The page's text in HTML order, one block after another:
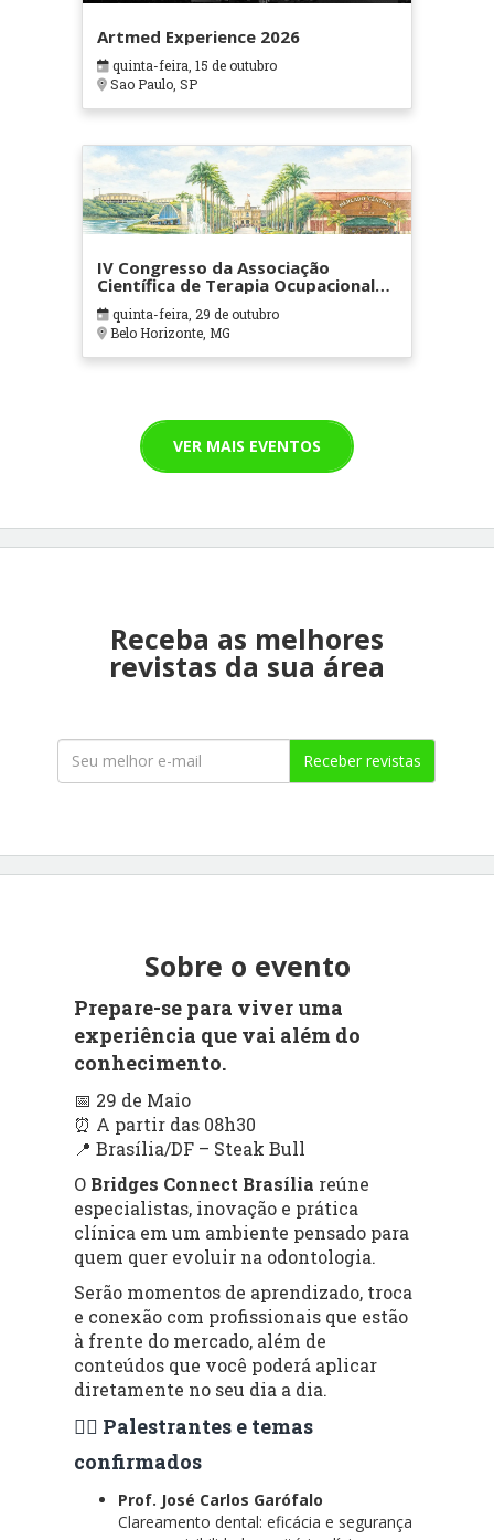
Artmed Experience 2026
quinta-feira, 15 de outubro
Sao Paulo, SP
IV Congresso da Associação
Científica de Terapia Ocupacional
em Contextos Hospitalares e
Cuidados Paliativos - ATOHOSP
quinta-feira, 29 de outubro
Belo Horizonte, MG
VER MAIS EVENTOS
Receba as melhores
revistas da sua área
Receber revistas
Sobre o evento
Prepare-se para viver uma
experiência que vai além do
conhecimento.
📅 29 de Maio
⏰ A partir das 08h30
📍 Brasília/DF – Steak Bull
O Bridges Connect Brasília reúne
especialistas, inovação e prática
clínica em um ambiente pensado para
quem quer evoluir na odontologia.
Serão momentos de aprendizado, troca
e conexão com profissionais que estão
à frente do mercado, além de
conteúdos que você poderá aplicar
diretamente no seu dia a dia.
👨‍⚕️ Palestrantes e temas
confirmados
Prof. José Carlos Garófalo
Clareamento dental: eficácia e segurança